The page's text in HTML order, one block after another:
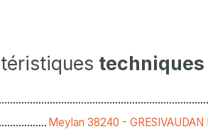
techniques
Meylan 38240 - GRESIVAUDAN